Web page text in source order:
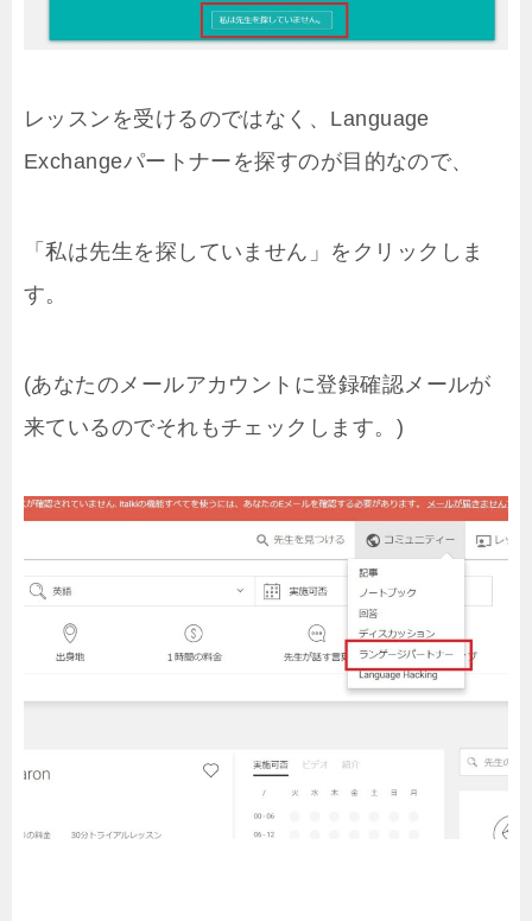
レッスンを受けるのではなく、Language
Exchangeパートナーを探すのが目的なので、
「私は先生を探していません」をクリックしま
す。
(あなたのメールアカウントに登録確認メールが
来ているのでそれもチェックします。)